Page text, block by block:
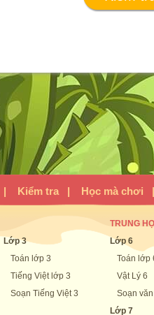
| Kiểm tra | Học mà chơi
Lớp 3
Toán lớp 3
Tiếng Việt lớp 3
Soạn Tiếng Việt 3
TRUNG
Lớp 6
Toán lớp
Vật Lý 6
Soạn văn
Lớp 7